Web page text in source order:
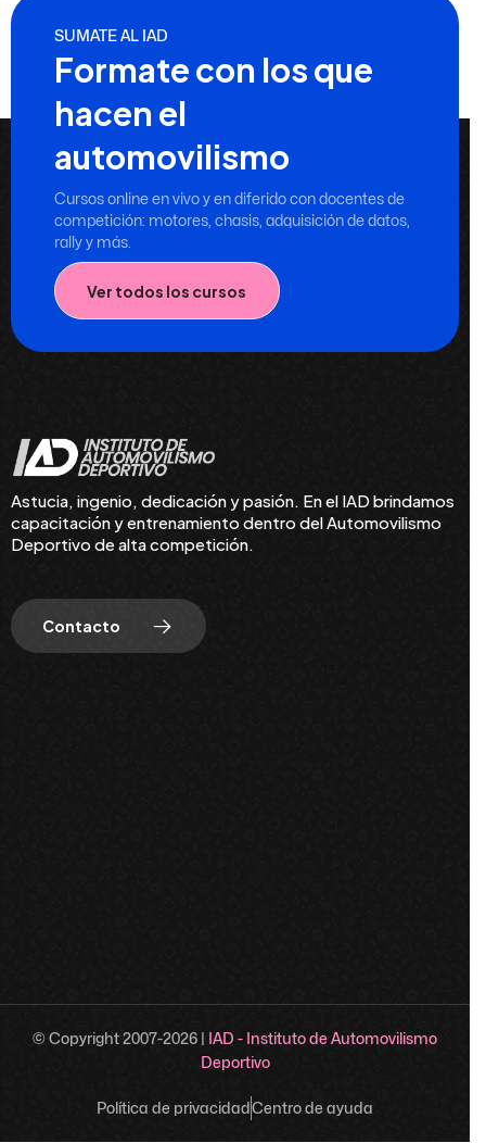
SUMATE AL IAD
Formate con los que
hacen el
automovilismo
Cursos online en vivo y en diferido con docentes de
competición: motores, chasis, adquisición de datos,
rally y más.
Ver todos los cursos
Astucia, ingenio, dedicación y pasión. En el IAD brindamos
capacitación y entrenamiento dentro del Automovilismo
Deportivo de alta competición.
Contacto
© Copyright 2007-2026 | IAD - Instituto de Automovilismo
Deportivo
Política de privacidadCentro de ayuda